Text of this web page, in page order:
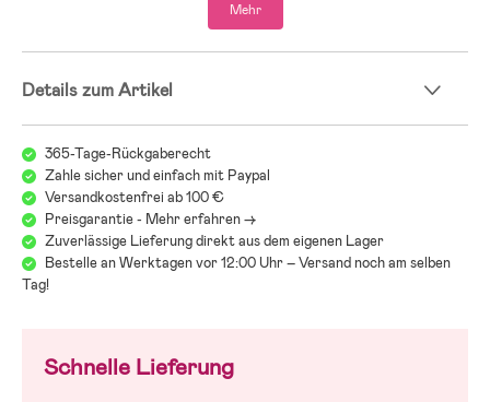
Mehr
Details zum Artikel
365-Tage-Rückgaberecht
Zahle sicher und einfach mit Paypal
Versandkostenfrei ab 100 €
Preisgarantie - Mehr erfahren ->
Zuverlässige Lieferung direkt aus dem eigenen Lager
Bestelle an Werktagen vor 12:00 Uhr – Versand noch am selben
Tag!
Schnelle Lieferung